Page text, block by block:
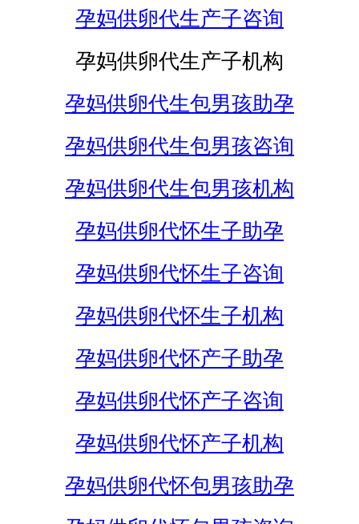
孕妈供卵代生产子咨询
孕妈供卵代生产子机构
孕妈供卵代生包男孩助孕
孕妈供卵代生包男孩咨询
孕妈供卵代生包男孩机构
孕妈供卵代怀生子助孕
孕妈供卵代怀生子咨询
孕妈供卵代怀生子机构
孕妈供卵代怀产子助孕
孕妈供卵代怀产子咨询
孕妈供卵代怀产子机构
孕妈供卵代怀包男孩助孕